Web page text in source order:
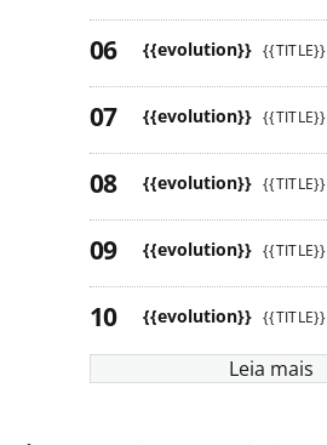
{{evolution}} {{TITLE}}
{{evolution}} {{TITLE}}
{{evolution}} {{TITLE}}
{{evolution}} {{TITLE}}
{{evolution}} {{TITLE}}
Leia mais